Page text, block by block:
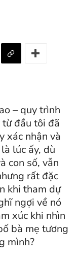
– quy trình
đầu tôi đã
xác nhận và
lúc ấy, dù
con số, vẫn
rất đặc
khi tham dự
ngợi về nó
xúc khi nhìn
bà mẹ tương
mình?